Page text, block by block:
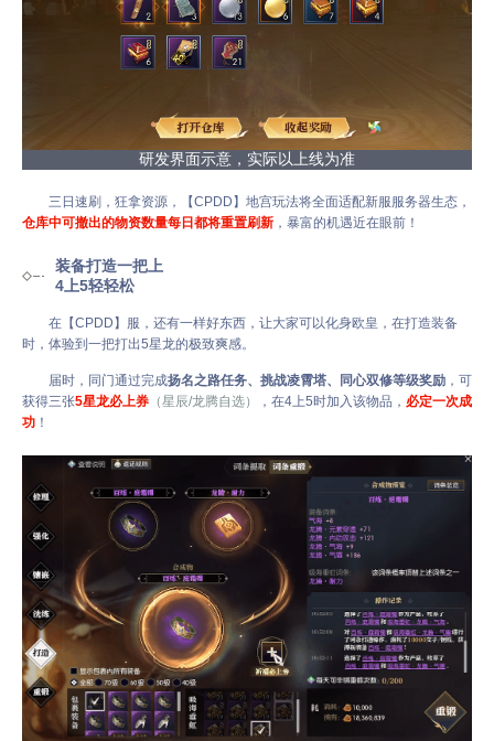
研发界面示意，实际以上线为准
三日速刷，狂拿资源，【CPDD】地宫玩法将全面适配新服服务器生态，
仓库中可撤出的物资数量每日都将重置刷新 ，暴富的机遇近在眼前！
装备打造一把上
4上5轻轻松
在【CPDD】服，还有一样好东西，让大家可以化身欧皇，在打造装备
时，体验到一把打出5星龙的极致爽感。
届时，同门通过完成扬名之路任务、挑战凌霄塔、同心双修等级奖励 ，可
获得三张5星龙必上券 （星辰/龙腾自选） ，在4上5时加入该物品， 必定一次成
功 ！